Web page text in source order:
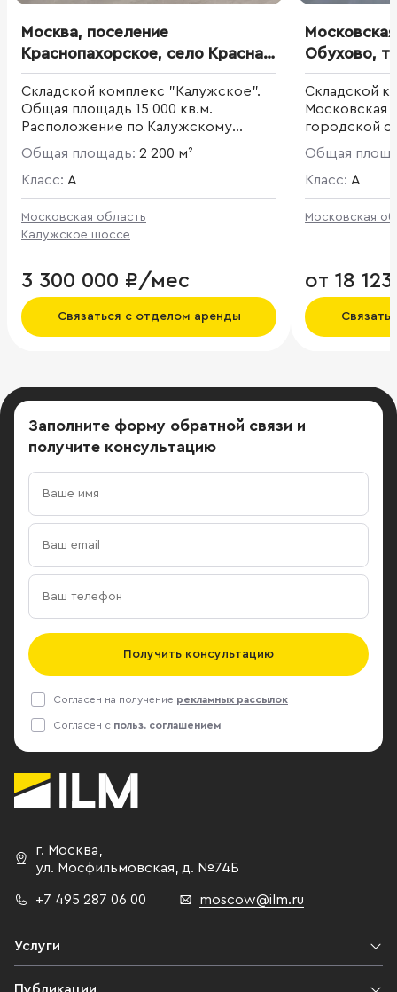
Москва, поселение
Краснопахорское, село Красная
Пахра, улица 2-й проезд Мира,
43
Складской комплекс "Калужское".
Общая площадь 15 000 кв.м.
Расположение по Калужскому
шоссе 25 км от МКАД.
Общая площадь: 2 200 м²
Класс: A
Московская область
Калужское шоссе
3 300 000 ₽/мес
Связаться с отделом аренды
Обухово,
Складской
Московская
городской
Обухово-
Общая
Класс: A
Московская
от 18
Заполните форму обратной связи и
получите консультацию
Получить консультацию
Согласен на получение рекламных рассылок
Согласен с польз. соглашением
г. Москва,
ул. Мосфильмовская, д. №74Б
+7 495 287 06 00 moscow@ilm.ru
Услуги